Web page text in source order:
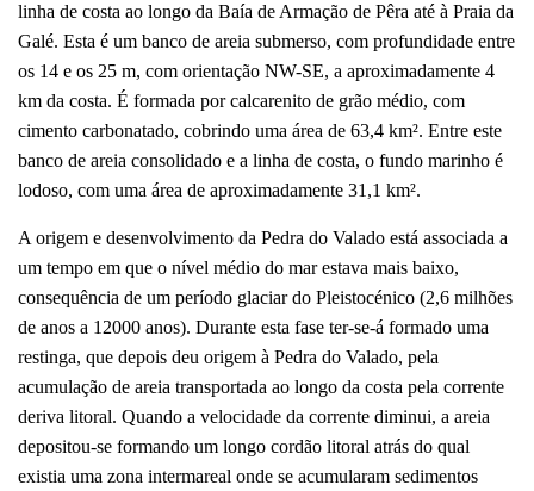
linha de costa ao longo da Baía de Armação de Pêra até à Praia da
Galé. Esta é um banco de areia submerso, com profundidade entre
os 14 e os 25 m, com orientação NW-SE, a aproximadamente 4
km da costa. É formada por calcarenito de grão médio, com
cimento carbonatado, cobrindo uma área de 63,4 km². Entre este
banco de areia consolidado e a linha de costa, o fundo marinho é
lodoso, com uma área de aproximadamente 31,1 km².
A origem e desenvolvimento da Pedra do Valado está associada a
um tempo em que o nível médio do mar estava mais baixo,
consequência de um período glaciar do Pleistocénico (2,6 milhões
de anos a 12000 anos). Durante esta fase ter-se-á formado uma
restinga, que depois deu origem à Pedra do Valado, pela
acumulação de areia transportada ao longo da costa pela corrente
deriva litoral. Quando a velocidade da corrente diminui, a areia
depositou-se formando um longo cordão litoral atrás do qual
existia uma zona intermareal onde se acumularam sedimentos